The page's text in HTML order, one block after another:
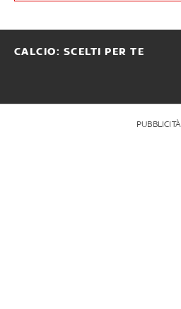
CALCIO: SCELTI PER TE
PUBBLICITÀ